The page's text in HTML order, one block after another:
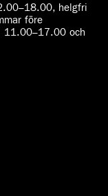
helgfri
före
11.00–17.00 och